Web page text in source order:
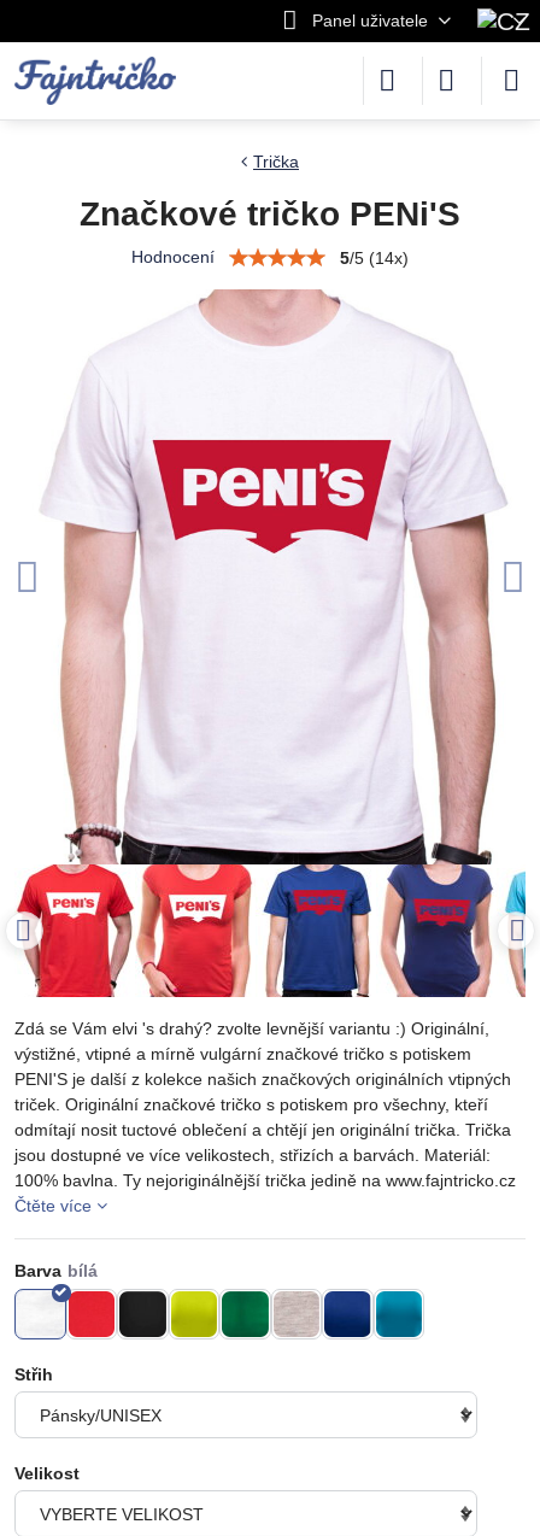
Panel uživatele
Trička
Značkové tričko PENi'S
Hodnocení 5/5 (14x)
Zdá se Vám elvi 's drahý? zvolte levnější variantu :) Originální,
výstižné, vtipné a mírně vulgární značkové tričko s potiskem
PENI'S je další z kolekce našich značkových originálních vtipných
triček. Originální značkové tričko s potiskem pro všechny, kteří
odmítají nosit tuctové oblečení a chtějí jen originální trička. Trička
jsou dostupné ve více velikostech, střizích a barvách. Materiál:
100% bavlna. Ty nejoriginálnější trička jedině na www.fajntricko.cz
Čtěte více
Barva
Střih
Velikost